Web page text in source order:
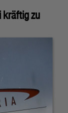
kräftig zu